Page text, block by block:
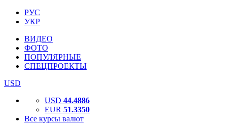
РУС
УКР
ВИДЕО
ФОТО
ПОПУЛЯРНЫЕ
СПЕЦПРОЕКТЫ
USD
USD 44.4886
EUR 51.3350
Все курсы валют